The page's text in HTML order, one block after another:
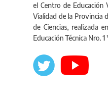
el Centro de Educación
Vialidad de la Provincia
de Ciencias, realizada
Educación Técnica Nro.